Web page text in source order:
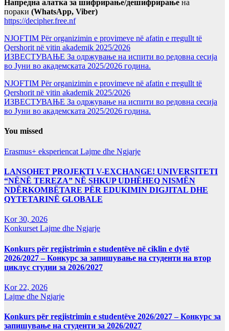
Напредна алатка за шифрирање/дешифрирање на
пораки (WhatsApp, Viber)
https://decipher.free.nf
NJOFTIM Për organizimin e provimeve në afatin e rregullt të
Qershorit në vitin akademik 2025/2026
ИЗВЕСТУВАЊЕ За одржување на испити во редовна сесија
во Јуни во академската 2025/2026 година.
NJOFTIM Për organizimin e provimeve në afatin e rregullt të
Qershorit në vitin akademik 2025/2026
ИЗВЕСТУВАЊЕ За одржување на испити во редовна сесија
во Јуни во академската 2025/2026 година.
You missed
Erasmus+ eksperiencat Lajme dhe Ngjarje
LANSOHET PROJEKTI V-EXCHANGE! UNIVERSITETI
“NËNË TEREZA” NË SHKUP UDHËHEQ NISMËN
NDËRKOMBËTARE PËR EDUKIMIN DIGJITAL DHE
QYTETARINË GLOBALE
Kor 30, 2026
Konkurset Lajme dhe Ngjarje
Konkurs për regjistrimin e studentëve në ciklin e dytë
2026/2027 – Конкурс за запишување на студенти на втор
циклус студии за 2026/2027
Kor 22, 2026
Lajme dhe Ngjarje
Konkurs për regjistrimin e studentëve 2026/2027 – Конкурс за
запишување на студенти за 2026/2027